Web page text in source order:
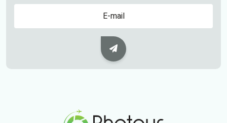
שם
Subscribe Button